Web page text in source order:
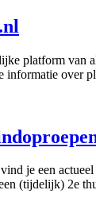
platform van
informatie over
je een
(tijdelijk) 2e